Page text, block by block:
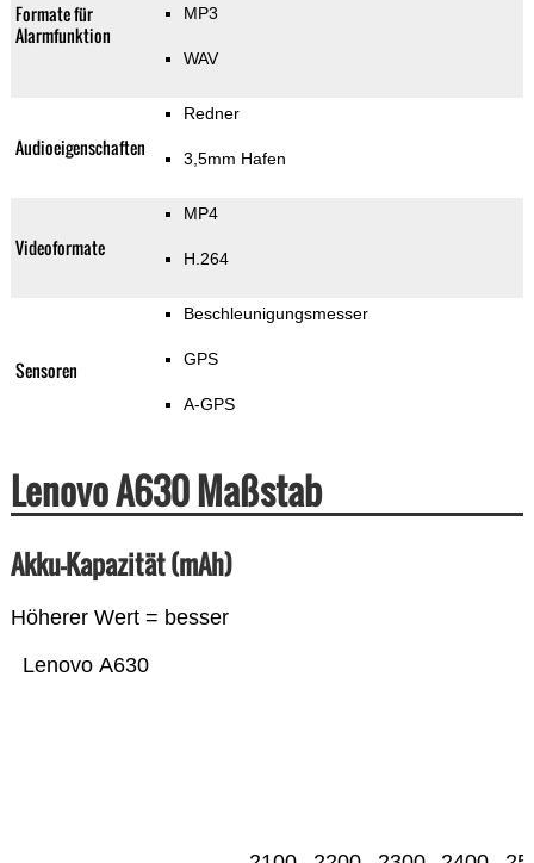
Formate für
Alarmfunktion
MP3
WAV
Audioeigenschaften
Redner
3,5mm Hafen
Videoformate
MP4
H.264
Sensoren
Beschleunigungsmesser
GPS
A-GPS
Lenovo A630 Maßstab
Akku-Kapazität (mAh)
Höherer Wert = besser
Lenovo A630